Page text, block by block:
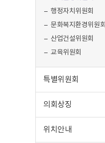
행정자치위원회
문화복지환경위원회
산업건설위원회
교육위원회
특별위원회
의회상징
위치안내